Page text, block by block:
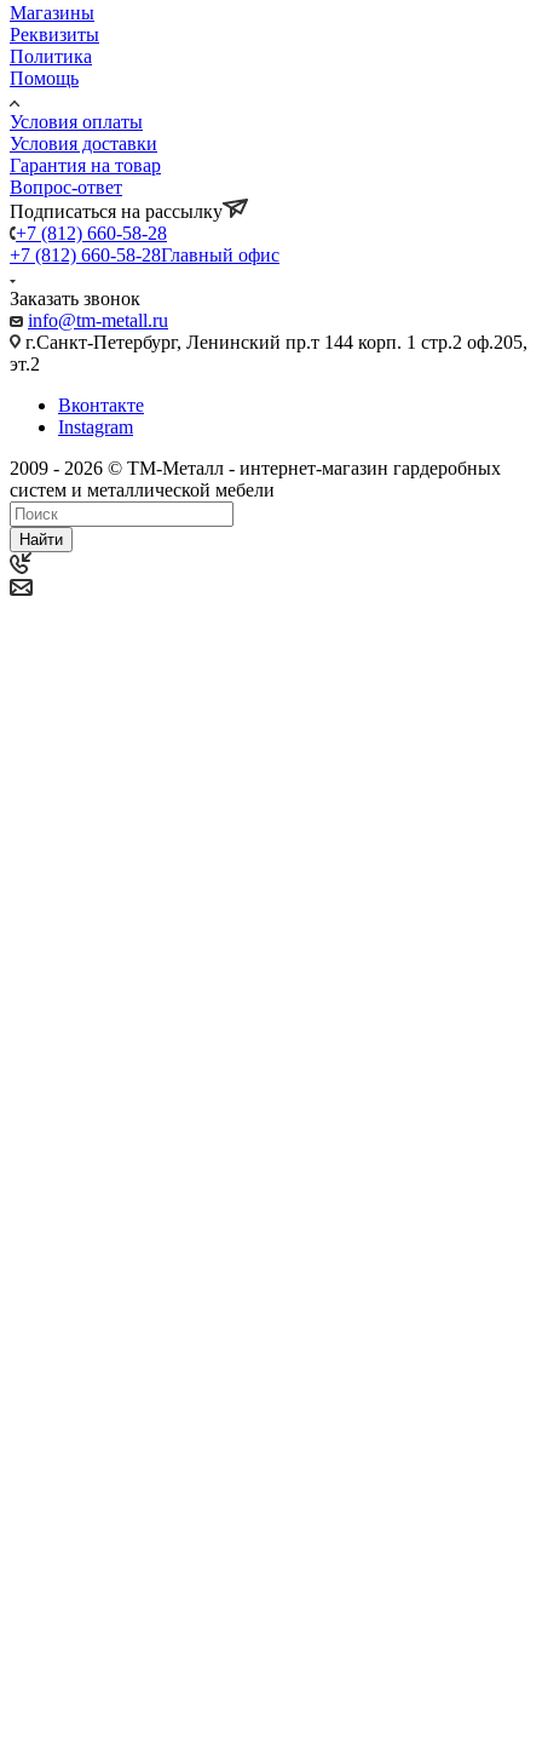
Магазины
Реквизиты
Политика
Помощь
Условия оплаты
Условия доставки
Гарантия на товар
Вопрос-ответ
Подписаться на рассылку
+7 (812) 660-58-28
+7 (812) 660-58-28Главный офис
Заказать звонок
info@tm-metall.ru
г.Санкт-Петербург, Ленинский пр.т 144 корп. 1 стр.2 оф.205,
эт.2
Вконтакте
Instagram
2009 - 2026 © ТМ-Металл - интернет-магазин гардеробных
систем и металлической мебели
Найти